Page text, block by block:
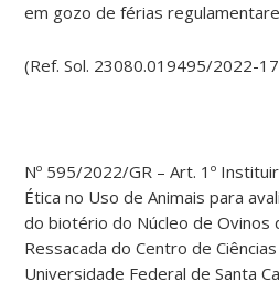
em gozo de férias
(Ref. Sol. 23080.019495/2022-
Nº 595/2022/GR – Art. 1º
Ética no Uso de Animais para
do biotério do Núcleo de Ovinos
Ressacada do Centro de
Universidade Federal de Santa